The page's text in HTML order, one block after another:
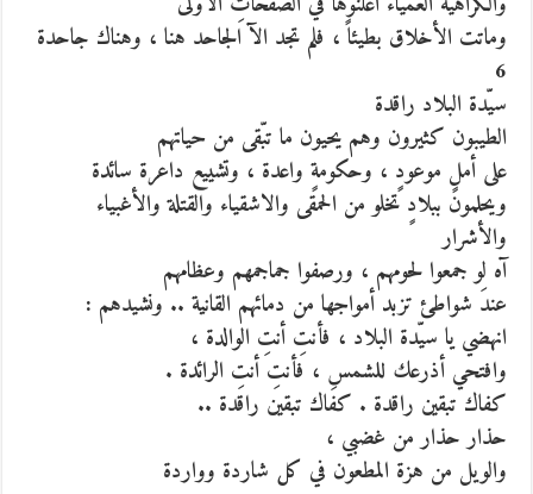
وماتت الأخلاق بطيئاً ، فلم تجد الآ الجاحد هنا ، وهناك جاحدة
6
سيّدة البلاد راقدة
الطيبون كثيرون وهم يحيون ما تبّقى من حياتهم
على أملٍ موعودٍ ، وحكومةٍ واعدة ، وتشييع داعرة سائدة
ويحلمون ببلادٍ تخلو من الحمقى والاشقياء والقتلة والأغبياء
والأشرار
آه لو جمعوا لحومهم ، ورصفوا جماجمهم وعظامهم
عندَ شواطئ تزبد أمواجها من دمائهم القانية .. ونشيدهم :
انهضي يا سيّدة البلاد ، فأنتِ أنتِ الوالدة ،
وافتحي أذرعك للشمسِ ، فأنتِ أنتِ الرائدة .
كفاك تبقين راقدة . كفاك تبقين راقدة ..
حذار حذار من غضبي ،
والويل من هزة المطعون في كل شاردة وواردة